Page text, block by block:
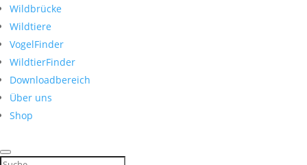
Wildbrücke
Wildtiere
VogelFinder
WildtierFinder
Downloadbereich
Über uns
Shop